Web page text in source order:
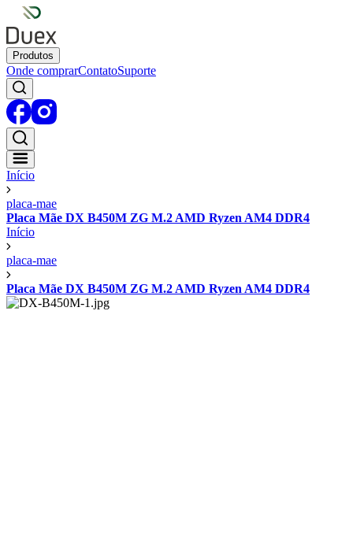
Produtos
Onde comprarContatoSuporte
Início
placa-mae
Placa Mãe DX B450M ZG M.2 AMD Ryzen AM4 DDR4
Início
placa-mae
Placa Mãe DX B450M ZG M.2 AMD Ryzen AM4 DDR4